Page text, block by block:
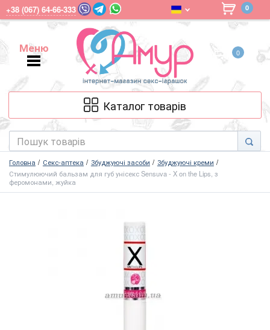
+38 (067) 64-66-333 0
Меню
Меню
0
Каталог товарів
Головна Секс-аптека Збуджуючі засоби
Збуджуючі креми
Стимулюючий бальзам для губ унісекс Sensuva - X on the Lips, з
феромонами, жуйка